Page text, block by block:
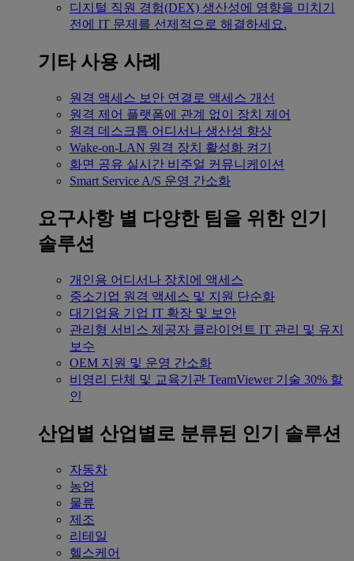
디지털 직원 경험(DEX) 생산성에 영향을 미치기
전에 IT 문제를 선제적으로 해결하세요.
기타 사용 사례
원격 액세스 보안 연결로 액세스 개선
원격 제어 플랫폼에 관계 없이 장치 제어
원격 데스크톱 어디서나 생산성 향상
Wake-on-LAN 원격 장치 활성화 켜기
화면 공유 실시간 비주얼 커뮤니케이션
Smart Service A/S 운영 간소화
요구사항 별 다양한 팀을 위한 인기
솔루션
개인용 어디서나 장치에 액세스
중소기업 원격 액세스 및 지원 단순화
대기업용 기업 IT 확장 및 보안
관리형 서비스 제공자 클라이언트 IT 관리 및 유지
보수
OEM 지원 및 운영 간소화
비영리 단체 및 교육기관 TeamViewer 기술 30% 할
인
산업별 산업별로 분류된 인기 솔루션
자동차
농업
물류
제조
리테일
헬스케어